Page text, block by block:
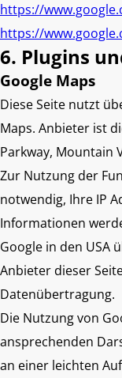
https://
https://
6. Plugins
Google Maps
Diese Seite nutzt
Maps. Anbieter ist
Parkway, Mountain
Zur Nutzung der
notwendig, Ihre IP
Informationen
Google in den USA
Anbieter dieser
Datenübertragung.
Die Nutzung von
ansprechenden
an einer leichten